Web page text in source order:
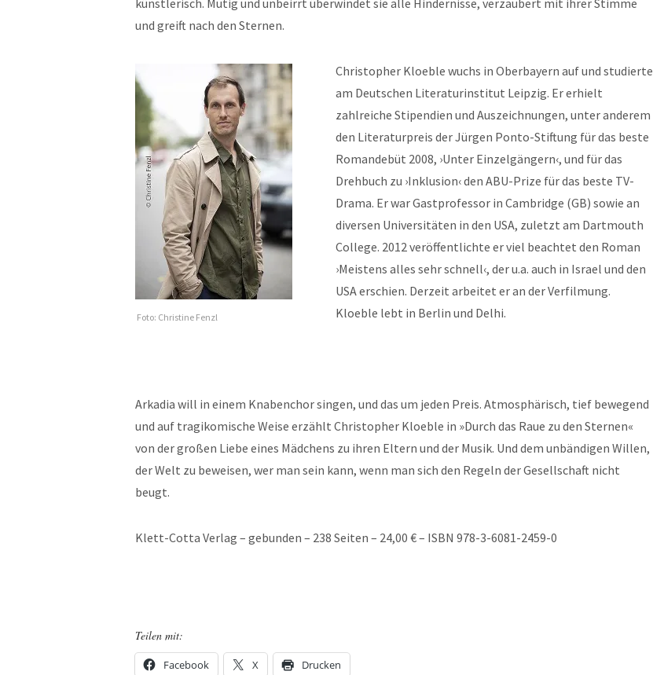
künstlerisch. Mutig und unbeirrt überwindet sie alle Hindernisse, verzaubert mit ihrer Stimme
und greift nach den Sternen.
Foto: Christine Fenzl
Christopher Kloeble wuchs in Oberbayern auf und studierte
am Deutschen Literaturinstitut Leipzig. Er erhielt
zahlreiche Stipendien und Auszeichnungen, unter anderem
den Literaturpreis der Jürgen Ponto-Stiftung für das beste
Romandebüt 2008, ›Unter Einzelgängern‹, und für das
Drehbuch zu ›Inklusion‹ den ABU-Prize für das beste TV-
Drama. Er war Gastprofessor in Cambridge (GB) sowie an
diversen Universitäten in den USA, zuletzt am Dartmouth
College. 2012 veröffentlichte er viel beachtet den Roman
›Meistens alles sehr schnell‹, der u.a. auch in Israel und den
USA erschien. Derzeit arbeitet er an der Verfilmung.
Kloeble lebt in Berlin und Delhi.
Arkadia will in einem Knabenchor singen, und das um jeden Preis. Atmosphärisch, tief bewegend
und auf tragikomische Weise erzählt Christopher Kloeble in »Durch das Raue zu den Sternen«
von der großen Liebe eines Mädchens zu ihren Eltern und der Musik. Und dem unbändigen Willen,
der Welt zu beweisen, wer man sein kann, wenn man sich den Regeln der Gesellschaft nicht
beugt.
Klett-Cotta Verlag – gebunden – 238 Seiten – 24,00 € – ISBN 978-3-6081-2459-0
Teilen mit:
Facebook X Drucken